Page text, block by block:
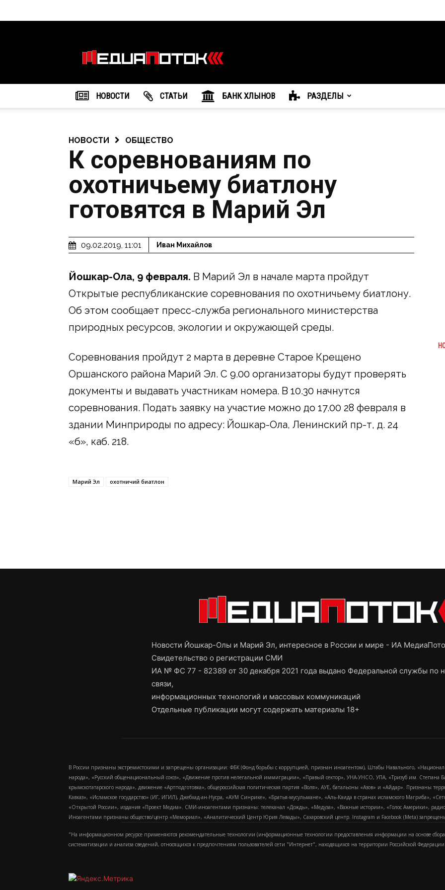
агентство
"МедиаПоток"
НОВОСТИ CТАТЬИ БАНК ХЛЫНОВ РАЗДЕЛЫ
НОВОСТИ ОБЩЕСТВО
К соревнованиям по
охотничьему биатлону
готовятся в Марий Эл
09.02.2019, 11:01 Иван Михайлов
Йошкар-Ола, 9 февраля. В Марий Эл в начале марта пройдут
Открытые республиканские соревнования по охотничьему биатлону.
Об этом сообщает пресс-служба регионального министерства
природных ресурсов, экологии и окружающей среды.
Соревнования пройдут 2 марта в деревне Старое Крещено
Оршанского района Марий Эл. С 9.00 организаторы будут проверять
документы и выдавать участникам номера. В 10.30 начнутся
соревнования. Подать заявку на участие можно до 17.00 28 февраля в
здании Минприроды по адресу: Йошкар-Ола, Ленинский пр-т, д. 24
«б», каб. 218.
Марий Эл охотничий биатлон
Новости Йошкар-Олы и Марий Эл, интересное в России и мире - ИА
Свидетельство о регистрации СМИ
ИА № ФС 77 - 82389 от 30 декабря 2021 года выдано Федеральной службы по
связи,
информационных технологий и массовых коммуникаций
Отдельные публикации могут содержать материалы 18+
В России признаны экстремистскими и запрещены организации: ФБК (Фонд борьбы с коррупцией, признан иноагентом), Штабы Навального,
народа», «Русский общенациональный союз», «Движение против нелегальной иммиграции», «Правый сектор», УНА-УНСО, УПА, «Тризуб им.
крымскотатарского народа», движение «Артподготовка», общероссийская политическая партия «Воля», АУЕ, батальоны «Азов» и «Айдар». Признаны
Кавказ», «Исламское государство» (ИГ, ИГИЛ), Джебхад-ан-Нусра, «АУМ Синрике», «Братья-мусульмане», «Аль-Каида в странах исламского Магриба»,
«Открытой России», издания «Проект Медиа». СМИ-иноагентами признаны: телеканал «Дождь», «Медуза», «Важные истории», «Голос Америки»,
Иноагентами признаны общество/центр «Мемориал», «Аналитический Центр Юрия Левады», Сахаровский центр. Instagram и Facebook (Metа)
"На информационном ресурсе применяются рекомендательные технологии (информационные технологии предоставления информации на основе
систематизации и анализа сведений, относящихся к предпочтениям пользователей сети "Интернет", находящихся на территории Российской